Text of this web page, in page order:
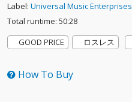
Label: Universal Music Enterprises
Total runtime: 50:28
GOOD PRICE
ロスレス
How To Buy